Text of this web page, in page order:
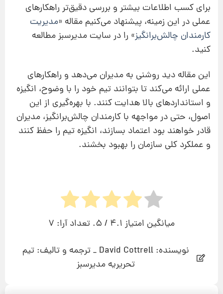
برای کسب اطلاعات بیشتر و بررسی دقیق‌تر راهکارهای
عملی در این زمینه، پیشنهاد می‌کنیم مقاله «مدیریت
کارمندان چالش‌برانگیز» را در سایت مدیرسبز مطالعه
کنید.
این مقاله دید روشنی به مدیران می‌دهد و راهکارهای
عملی ارائه می‌کند تا بتوانند تیم خود را با وضوح، انگیزه
و استانداردهای بالا هدایت کنند. با بهره‌گیری از این
اصول، حتی در مواجهه با کارمندان چالش‌برانگیز، مدیران
قادر خواهند بود اعتماد بسازند، انگیزه تیم را حفظ کنند
و عملکرد کلی سازمان را بهبود بخشند.
میانگین امتیاز 4.1 / 5. تعداد آرا:
7
نویسنده: David Cottrell _ ترجمه و تالیف: تیم
تحریریه مدیرسبز